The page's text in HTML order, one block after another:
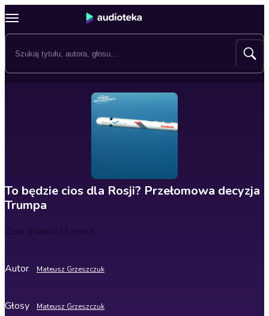
To będzie cios dla Rosji? Przełomowa decyzja
Trumpa
Czas trwania11 minut
Autor Mateusz Grzeszczuk
Głosy Mateusz Grzeszczuk